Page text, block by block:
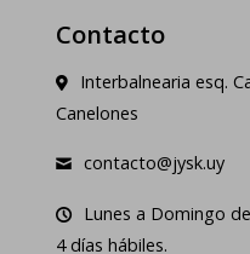
Contacto
Interbalnearia esq.
Canelones
contacto@jysk.uy
Lunes a Domingo
4 días hábiles.